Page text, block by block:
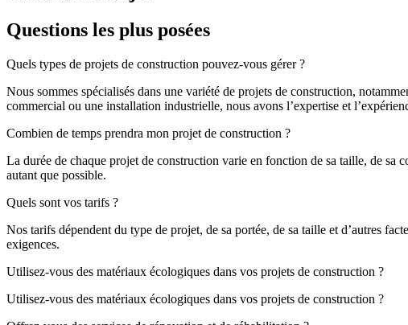
Questions les plus posées
Quels types de projets de construction pouvez-vous gérer ?
Nous sommes spécialisés dans une variété de projets de construction,
commercial ou une installation industrielle, nous avons l’expertise et
Combien de temps prendra mon projet de construction ?
La durée de chaque projet de construction varie en fonction de sa taille, de sa
autant que possible.
Quels sont vos tarifs ?
Nos tarifs dépendent du type de projet, de sa portée, de sa taille et d’autres
exigences.
Utilisez-vous des matériaux écologiques dans vos projets de construction ?
Utilisez-vous des matériaux écologiques dans vos projets de construction ?